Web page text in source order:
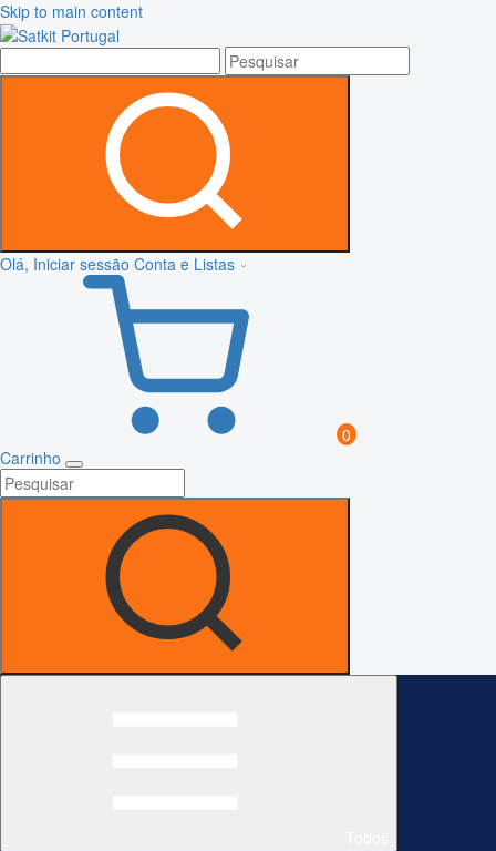
Skip to main content
Olá, Iniciar sessão Conta e Listas
0
Carrinho